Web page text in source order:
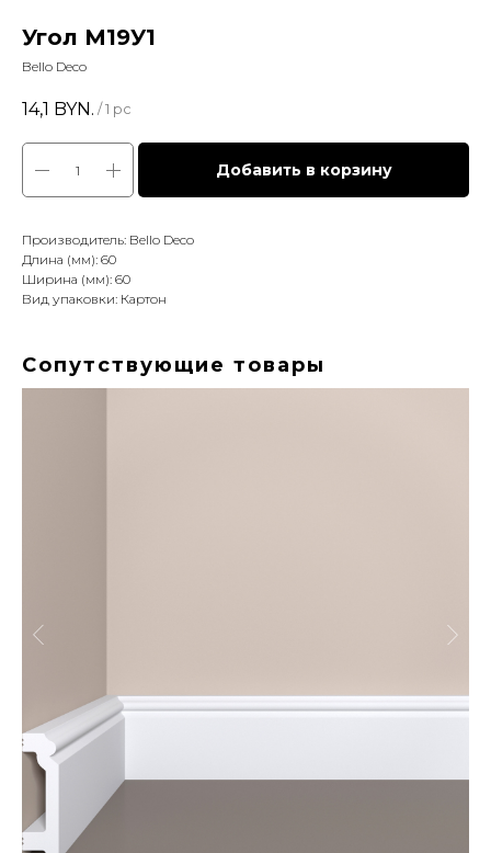
Угол М19У1
Bello Deco
14,1 BYN. / 1 pc
Добавить в корзину
Производитель: Bello Deco
Длина (мм): 60
Ширина (мм): 60
Вид упаковки: Картон
Сопутствующие товары